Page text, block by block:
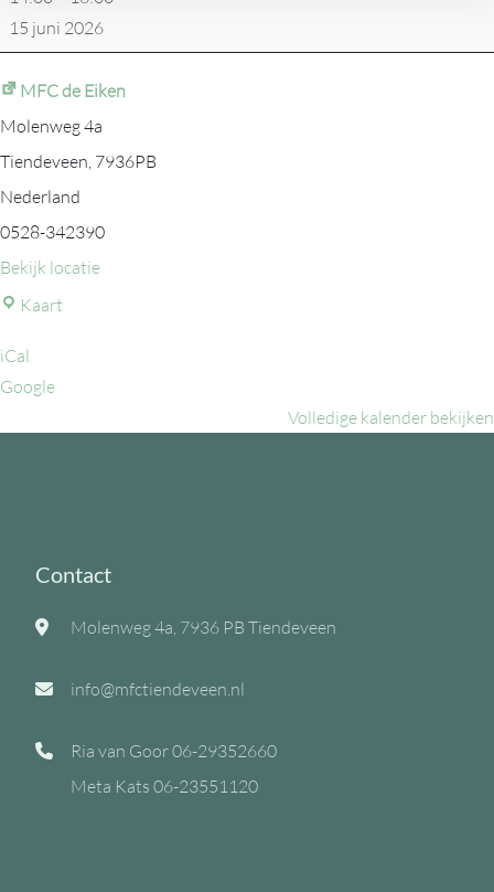
15 juni 2026
MFC de Eiken
Molenweg 4a
Tiendeveen, 7936PB
Nederland
0528-342390
Bekijk locatie
Kaart
iCal
Google
Volledige kalender bekijken
Contact
Molenweg 4a, 7936 PB Tiendeveen
info@mfctiendeveen.nl
Ria van Goor06-29352660
Meta Kats 06-23551120